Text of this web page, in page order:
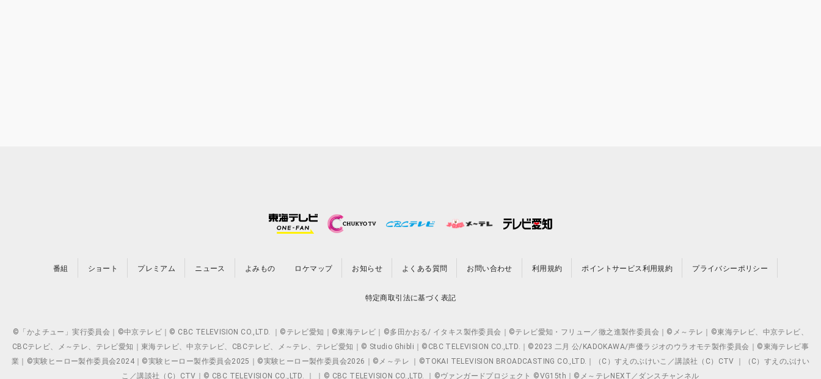
番組 ショート プレミアム ニュース よみもの ロケマップ お知らせ よくある質問 お問い合わせ 利用規約 ポイントサービス利用規約 プライバシーポリシー
特定商取引法に基づく表記
©「かよチュー」実行委員会｜©中京テレビ｜© CBC TELEVISION CO.,LTD. ｜©テレビ愛知｜©東海テレビ｜©多田かおる/ イタキス製作委員会｜©テレビ愛知・フリュー／徹之進製作委員会｜©メ～テレ｜©東海テレビ、中京テレビ、
CBCテレビ、メ～テレ、テレビ愛知｜東海テレビ、中京テレビ、CBCテレビ、メ～テレ、テレビ愛知｜© Studio Ghibli｜©CBC TELEVISION CO.,LTD.｜©2023 二月 公/KADOKAWA/声優ラジオのウラオモテ製作委員会｜©東海テレビ事
業｜©実験ヒーロー製作委員会2024｜©実験ヒーロー製作委員会2025｜©実験ヒーロー製作委員会2026｜©メ～テレ ｜©TOKAI TELEVISION BROADCASTING CO.,LTD.｜（C）すえのぶけいこ／講談社（C）CTV ｜（C）すえのぶけい
こ／講談社（C）CTV｜© CBC TELEVISION CO.,LTD. ｜ ｜© CBC TELEVISION CO.,LTD. ｜©ヴァンガードプロジェクト ©VG15th｜©メ～テレNEXT／ダンスチャンネル